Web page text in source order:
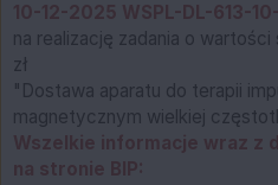
na realizację zadania o
zł
"Dostawa aparatu do terapii
magnetycznym wielkiej